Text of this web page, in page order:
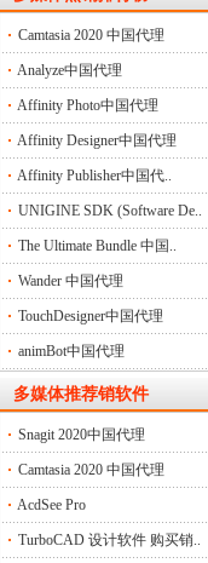
Camtasia 2020 中国代理
Analyze中国代理
Affinity Photo中国代理
Affinity Designer中国代理
Affinity Publisher中国代..
UNIGINE SDK (Software De..
The Ultimate Bundle 中国..
Wander 中国代理
TouchDesigner中国代理
animBot中国代理
多媒体推荐销软件
Snagit 2020中国代理
Camtasia 2020 中国代理
AcdSee Pro
TurboCAD 设计软件 购买销..